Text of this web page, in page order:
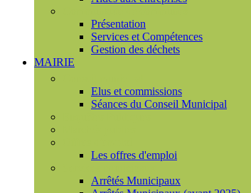
Présentation
Services et Compétences
Gestion des déchets
MAIRIE
Elus et commissions
Séances du Conseil Municipal
Les offres d'emploi
Arrêtés Municipaux